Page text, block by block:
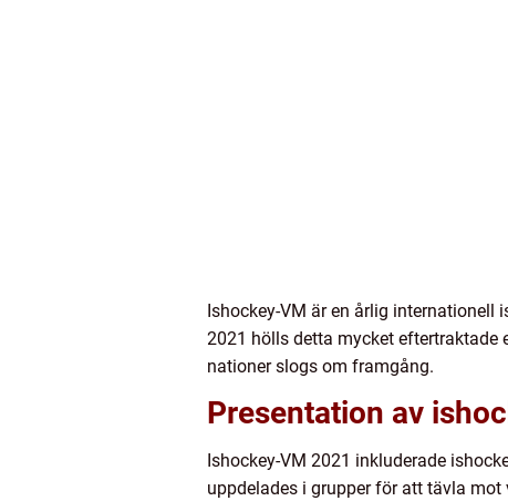
Ishockey-VM är en årlig
2021 hölls detta mycket eftertraktade
nationer slogs om framgång.
Presentation av
Ishockey-VM 2021 inkluderade
uppdelades i grupper för att tävla